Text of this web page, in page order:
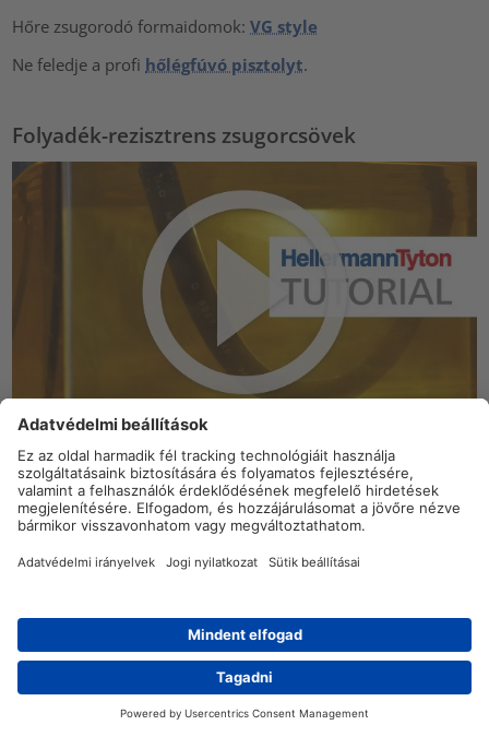
Hőre zsugorodó formaidomok:VG style
Ne feledje a profi hőlégfúvó pisztolyt.
Folyadék-rezisztrens zsugorcsövek
Az üzemanyaggal, kenőanyaggal és hasonló közegekkel
szembeniellenállás nagyon fontos a zsugorcsövek számos
alkalmazásánál. Barry és Mark bemutatják a
HellermannTyton SE28 zsugorcsöveit (közepes favastagság,
Keres hozzá egy
hőlégfúvó pisztolyt?
Magas hőmérsékleteknek ellenálló, hőre
Kereskedő Kapcsolat